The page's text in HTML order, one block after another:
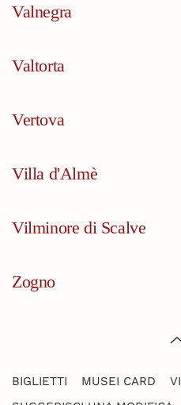
Valnegra
Valtorta
Vertova
Villa d'Almè
Vilminore di Scalve
Zogno
BIGLIETTI MUSEI CARD